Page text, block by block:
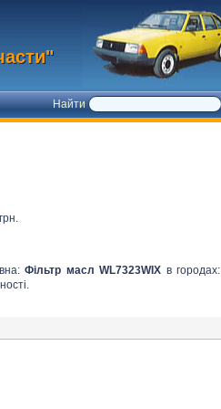
Найти
грн.
Фільтр масл WL7323WIX в городах: